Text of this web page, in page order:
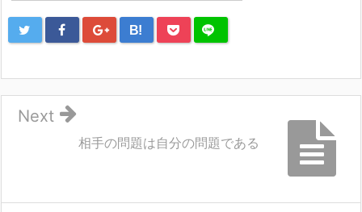
B!
相手の問題は自分の問題である
Next